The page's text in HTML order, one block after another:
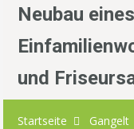
Neubau eines
und
Startseite Gangelt